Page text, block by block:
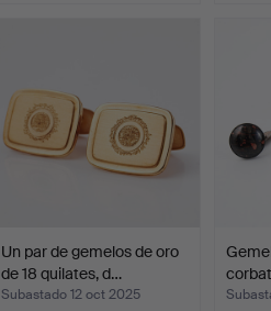
Un par de gemelos de oro
de 18 quilates, d…
Subastado 12 oct 2025